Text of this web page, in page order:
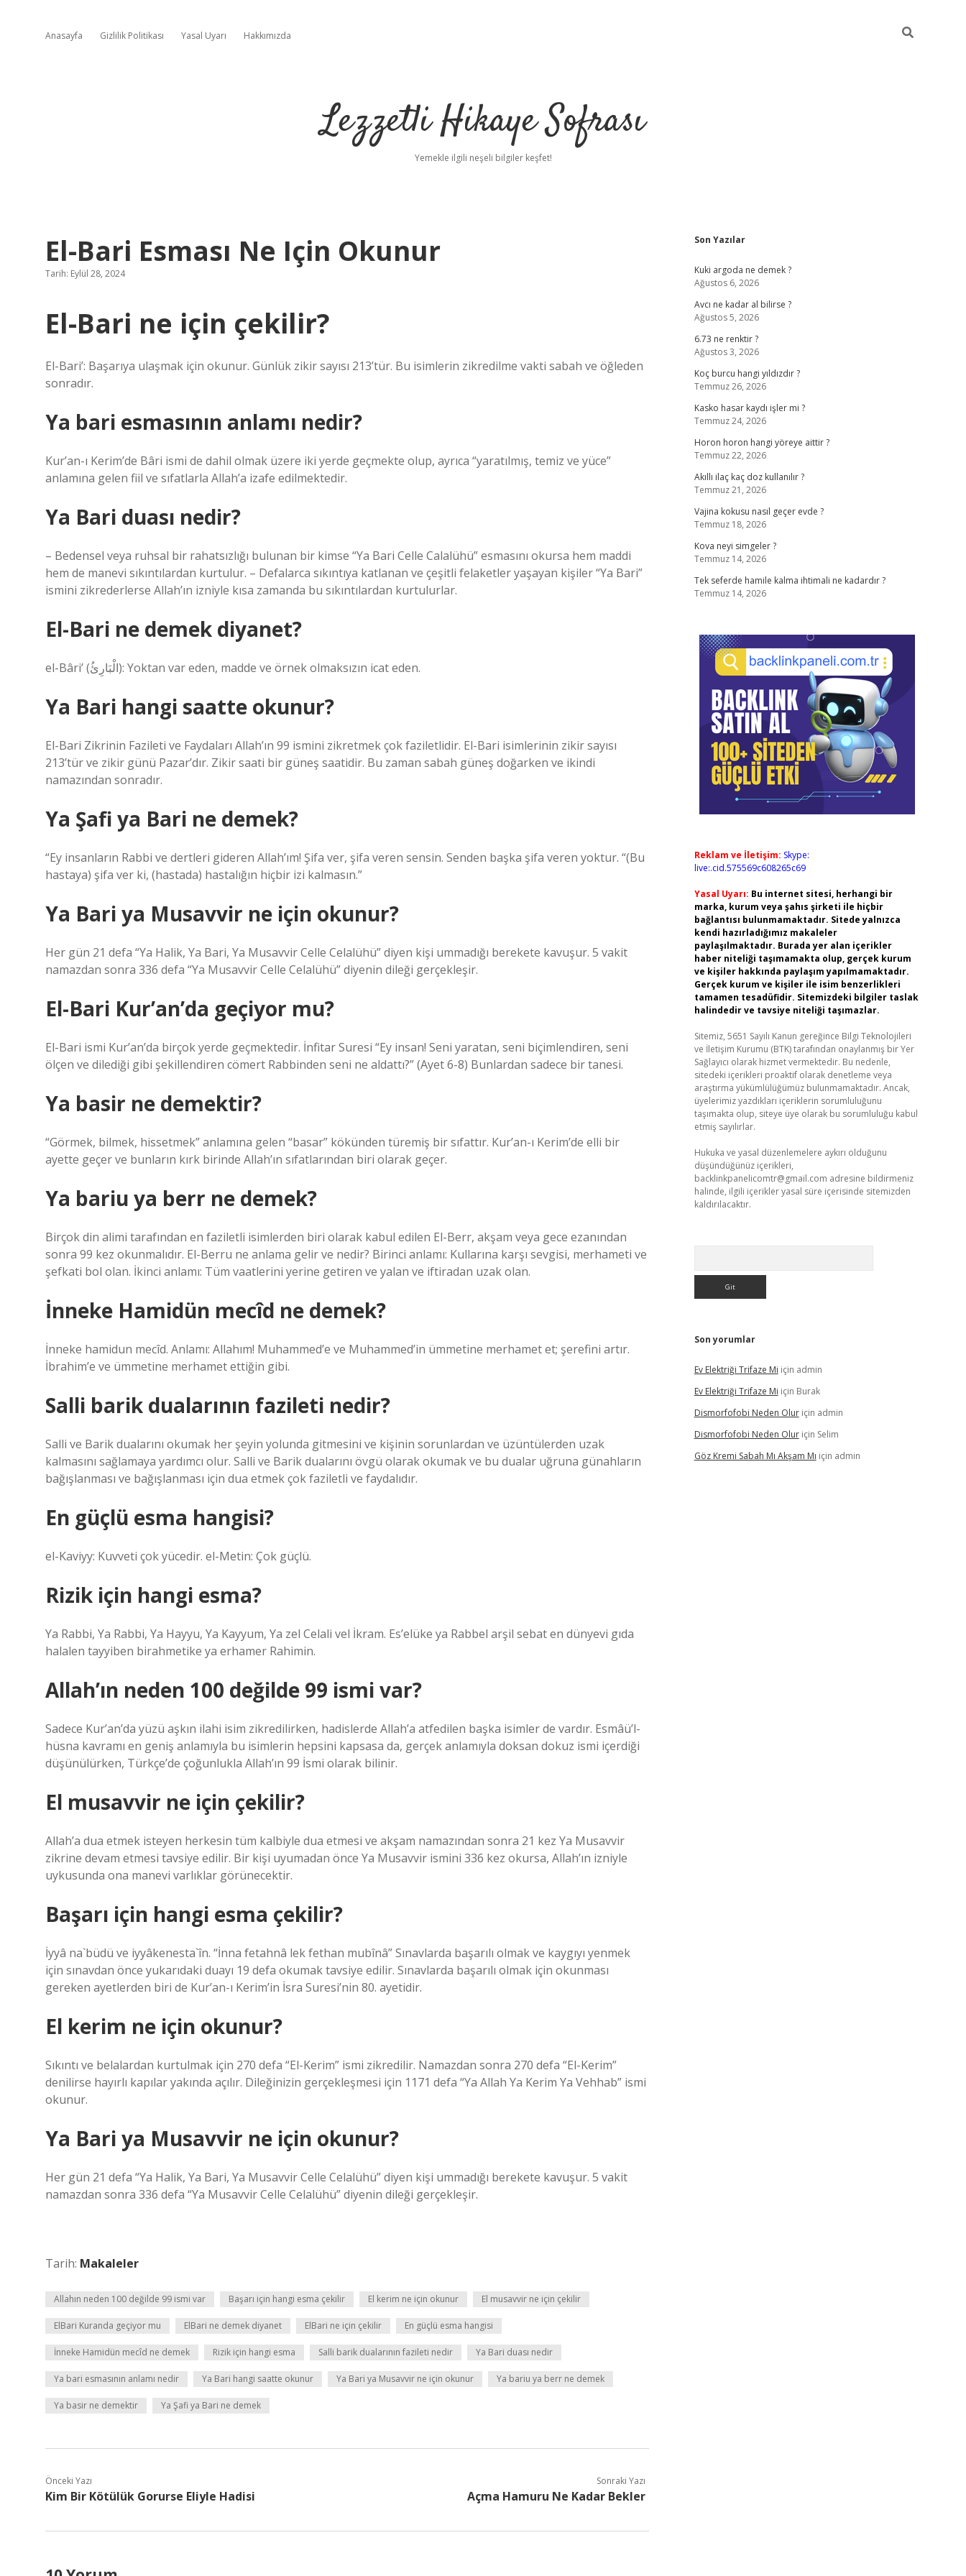
Anasayfa Gizlilik Politikası Yasal Uyarı Hakkımızda
Lezzetli Hikaye Sofrası
Yemekle ilgili neşeli bilgiler keşfet!
El-Bari Esması Ne Için Okunur
Tarih: Eylül 28, 2024
El-Bari ne için çekilir?
El-Bari’: Başarıya ulaşmak için okunur. Günlük zikir sayısı 213’tür. Bu isimlerin zikredilme vakti sabah ve öğleden
sonradır.
Ya bari esmasının anlamı nedir?
Kur’an-ı Kerim’de Bâri ismi de dahil olmak üzere iki yerde geçmekte olup, ayrıca “yaratılmış, temiz ve yüce”
anlamına gelen fiil ve sıfatlarla Allah’a izafe edilmektedir.
Ya Bari duası nedir?
– Bedensel veya ruhsal bir rahatsızlığı bulunan bir kimse “Ya Bari Celle Calalühü” esmasını okursa hem maddi
hem de manevi sıkıntılardan kurtulur. – Defalarca sıkıntıya katlanan ve çeşitli felaketler yaşayan kişiler “Ya Bari”
ismini zikrederlerse Allah’ın izniyle kısa zamanda bu sıkıntılardan kurtulurlar.
El-Bari ne demek diyanet?
el-Bâri’ (الْبَارِئُ): Yoktan var eden, madde ve örnek olmaksızın icat eden.
Ya Bari hangi saatte okunur?
El-Bari Zikrinin Fazileti ve Faydaları Allah’ın 99 ismini zikretmek çok faziletlidir. El-Bari isimlerinin zikir sayısı
213’tür ve zikir günü Pazar’dır. Zikir saati bir güneş saatidir. Bu zaman sabah güneş doğarken ve ikindi
namazından sonradır.
Ya Şafi ya Bari ne demek?
“Ey insanların Rabbi ve dertleri gideren Allah’ım! Şifa ver, şifa veren sensin. Senden başka şifa veren yoktur. “(Bu
hastaya) şifa ver ki, (hastada) hastalığın hiçbir izi kalmasın.”
Ya Bari ya Musavvir ne için okunur?
Her gün 21 defa “Ya Halik, Ya Bari, Ya Musavvir Celle Celalühü” diyen kişi ummadığı berekete kavuşur. 5 vakit
namazdan sonra 336 defa “Ya Musavvir Celle Celalühü” diyenin dileği gerçekleşir.
El-Bari Kur’an’da geçiyor mu?
El-Bari ismi Kur’an’da birçok yerde geçmektedir. İnfitar Suresi “Ey insan! Seni yaratan, seni biçimlendiren, seni
ölçen ve dilediği gibi şekillendiren cömert Rabbinden seni ne aldattı?” (Ayet 6-8) Bunlardan sadece bir tanesi.
Ya basir ne demektir?
“Görmek, bilmek, hissetmek” anlamına gelen “basar” kökünden türemiş bir sıfattır. Kur’an-ı Kerim’de elli bir
ayette geçer ve bunların kırk birinde Allah’ın sıfatlarından biri olarak geçer.
Ya bariu ya berr ne demek?
Birçok din alimi tarafından en faziletli isimlerden biri olarak kabul edilen El-Berr, akşam veya gece ezanından
sonra 99 kez okunmalıdır. El-Berru ne anlama gelir ve nedir? Birinci anlamı: Kullarına karşı sevgisi, merhameti ve
şefkati bol olan. İkinci anlamı: Tüm vaatlerini yerine getiren ve yalan ve iftiradan uzak olan.
İnneke Hamidün mecîd ne demek?
İnneke hamidun mecîd. Anlamı: Allahım! Muhammed’e ve Muhammed’in ümmetine merhamet et; şerefini artır.
İbrahim’e ve ümmetine merhamet ettiğin gibi.
Salli barik dualarının fazileti nedir?
Salli ve Barik dualarını okumak her şeyin yolunda gitmesini ve kişinin sorunlardan ve üzüntülerden uzak
kalmasını sağlamaya yardımcı olur. Salli ve Barik dualarını övgü olarak okumak ve bu dualar uğruna günahların
bağışlanması ve bağışlanması için dua etmek çok faziletli ve faydalıdır.
En güçlü esma hangisi?
el-Kaviyy: Kuvveti çok yücedir. el-Metin: Çok güçlü.
Rizik için hangi esma?
Ya Rabbi, Ya Rabbi, Ya Hayyu, Ya Kayyum, Ya zel Celali vel İkram. Es’elüke ya Rabbel arşil sebat en dünyevi gıda
halalen tayyiben birahmetike ya erhamer Rahimin.
Allah’ın neden 100 değilde 99 ismi var?
Sadece Kur’an’da yüzü aşkın ilahi isim zikredilirken, hadislerde Allah’a atfedilen başka isimler de vardır. Esmâü’l-
hüsna kavramı en geniş anlamıyla bu isimlerin hepsini kapsasa da, gerçek anlamıyla doksan dokuz ismi içerdiği
düşünülürken, Türkçe’de çoğunlukla Allah’ın 99 İsmi olarak bilinir.
El musavvir ne için çekilir?
Allah’a dua etmek isteyen herkesin tüm kalbiyle dua etmesi ve akşam namazından sonra 21 kez Ya Musavvir
zikrine devam etmesi tavsiye edilir. Bir kişi uyumadan önce Ya Musavvir ismini 336 kez okursa, Allah’ın izniyle
uykusunda ona manevi varlıklar görünecektir.
Başarı için hangi esma çekilir?
İyyâ na`büdü ve iyyâkenesta`în. “İnna fetahnâ lek fethan mubînâ” Sınavlarda başarılı olmak ve kaygıyı yenmek
için sınavdan önce yukarıdaki duayı 19 defa okumak tavsiye edilir. Sınavlarda başarılı olmak için okunması
gereken ayetlerden biri de Kur’an-ı Kerim’in İsra Suresi’nin 80. ayetidir.
El kerim ne için okunur?
Sıkıntı ve belalardan kurtulmak için 270 defa “El-Kerim” ismi zikredilir. Namazdan sonra 270 defa “El-Kerim”
denilirse hayırlı kapılar yakında açılır. Dileğinizin gerçekleşmesi için 1171 defa “Ya Allah Ya Kerim Ya Vehhab” ismi
okunur.
Ya Bari ya Musavvir ne için okunur?
Her gün 21 defa “Ya Halik, Ya Bari, Ya Musavvir Celle Celalühü” diyen kişi ummadığı berekete kavuşur. 5 vakit
namazdan sonra 336 defa “Ya Musavvir Celle Celalühü” diyenin dileği gerçekleşir.
Tarih: Makaleler
Allahın neden 100 değilde 99 ismi var Başarı için hangi esma çekilir El kerim ne için okunur El musavvir ne için çekilir
ElBari Kuranda geçiyor mu ElBari ne demek diyanet ElBari ne için çekilir En güçlü esma hangisi
İnneke Hamidün mecîd ne demek Rizik için hangi esma Salli barik dualarının fazileti nedir Ya Bari duası nedir
Ya bari esmasının anlamı nedir Ya Bari hangi saatte okunur Ya Bari ya Musavvir ne için okunur Ya bariu ya berr ne demek
Ya basir ne demektir Ya Şafi ya Bari ne demek
Önceki Yazı
Kim Bir Kötülük Gorurse Eliyle Hadisi
Sonraki Yazı
Açma Hamuru Ne Kadar Bekler
Sidebar
Son Yazılar
Kuki argoda ne demek ?
Ağustos 6, 2026
Avcı ne kadar al bilirse ?
Ağustos 5, 2026
6.73 ne renktir ?
Ağustos 3, 2026
Koç burcu hangi yıldızdır ?
Temmuz 26, 2026
Kasko hasar kaydı işler mi ?
Temmuz 24, 2026
Horon horon hangi yöreye aittir ?
Temmuz 22, 2026
Akıllı ilaç kaç doz kullanılır ?
Temmuz 21, 2026
Vajina kokusu nasıl geçer evde ?
Temmuz 18, 2026
Kova neyi simgeler ?
Temmuz 14, 2026
Tek seferde hamile kalma ihtimali ne kadardır ?
Temmuz 14, 2026
Reklam ve İletişim: Skype:
live:.cid.575569c608265c69
Yasal Uyarı: Bu internet sitesi, herhangi bir
marka, kurum veya şahıs şirketi ile hiçbir
bağlantısı bulunmamaktadır. Sitede yalnızca
kendi hazırladığımız makaleler
paylaşılmaktadır. Burada yer alan içerikler
haber niteliği taşımamakta olup, gerçek kurum
ve kişiler hakkında paylaşım yapılmamaktadır.
Gerçek kurum ve kişiler ile isim benzerlikleri
tamamen tesadüfidir. Sitemizdeki bilgiler taslak
halindedir ve tavsiye niteliği taşımazlar.
Sitemiz, 5651 Sayılı Kanun gereğince Bilgi Teknolojileri
ve İletişim Kurumu (BTK) tarafından onaylanmış bir Yer
Sağlayıcı olarak hizmet vermektedir. Bu nedenle,
sitedeki içerikleri proaktif olarak denetleme veya
araştırma yükümlülüğümüz bulunmamaktadır. Ancak,
üyelerimiz yazdıkları içeriklerin sorumluluğunu
taşımakta olup, siteye üye olarak bu sorumluluğu kabul
etmiş sayılırlar.
Hukuka ve yasal düzenlemelere aykırı olduğunu
düşündüğünüz içerikleri,
backlinkpanelicomtr@gmail.com adresine bildirmeniz
halinde, ilgili içerikler yasal süre içerisinde sitemizden
kaldırılacaktır.
Son yorumlar
Ev Elektriği Trifaze Mi için admin
Ev Elektriği Trifaze Mi için Burak
Dismorfofobi Neden Oluriçin admin
Dismorfofobi Neden Oluriçin Selim
Göz Kremi Sabah Mı Akşam Mı için admin